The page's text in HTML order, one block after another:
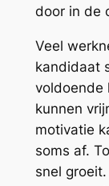
door in de
Veel
kandidaat
voldoende
kunnen
motivatie
soms af.
snel